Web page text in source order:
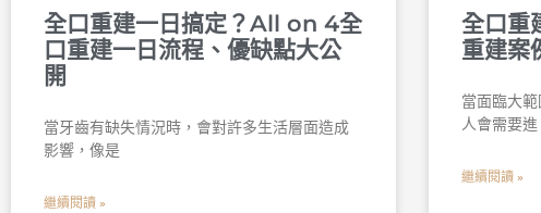
全口重建一日搞定？All on 4全
口重建一日流程、優缺點大公
開
當牙齒有缺失情況時，會對許多生活層面造成
影響，像是
繼續閱讀 »
全口重
重建案
當面臨大
人會需要進
繼續閱讀 »